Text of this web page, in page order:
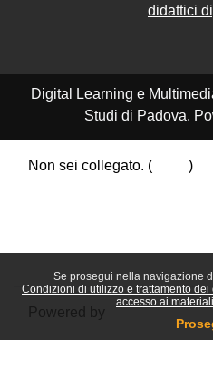
Se prosegui nella navigazione
Condizioni di utilizzo e trattamento dei
accesso ai
didattici
Digital Learning e
Studi di Padova.
Non sei collegato. (
)
Powered by Moodle